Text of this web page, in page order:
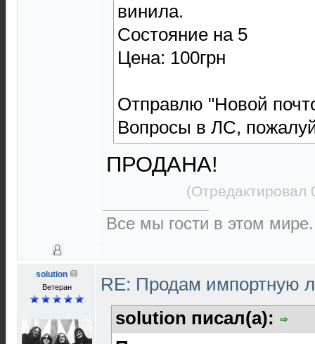
винила.
Состояние на 5
Цена: 100грн
Отправлю "Новой
Вопросы в ЛС,
ПРОДАНА!
Все мы гости в этом
solution
Ветеран
RE: Продам импортную
solution писал(а):